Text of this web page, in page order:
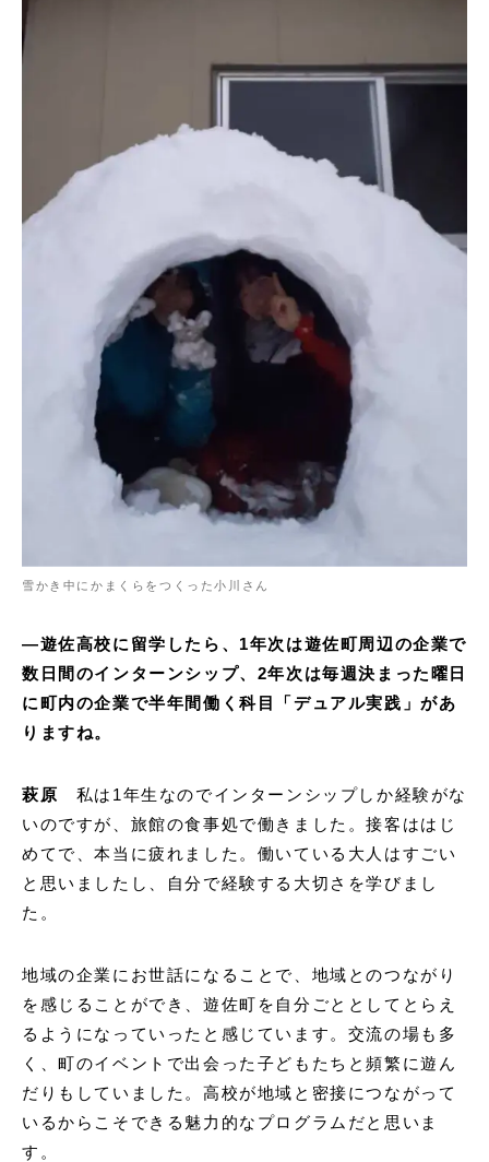
雪かき中にかまくらをつくった小川さん
―遊佐高校に留学したら、1年次は遊佐町周辺の企業で
数日間のインターンシップ、2年次は毎週決まった曜日
に町内の企業で半年間働く科目「デュアル実践」があ
りますね。
萩原
私は1年生なのでインターンシップしか経験がな
いのですが、旅館の食事処で働きました。接客ははじ
めてで、本当に疲れました。働いている大人はすごい
と思いましたし、自分で経験する大切さを学びまし
た。
地域の企業にお世話になることで、地域とのつながり
を感じることができ、遊佐町を自分ごととしてとらえ
るようになっていったと感じています。交流の場も多
く、町のイベントで出会った子どもたちと頻繁に遊ん
だりもしていました。高校が地域と密接につながって
いるからこそできる魅力的なプログラムだと思いま
す。